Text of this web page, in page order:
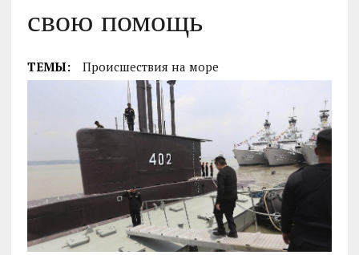
свою помощь
ТЕМЫ: Происшествия на море